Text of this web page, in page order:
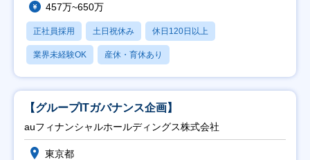
457万~650万
正社員採用 土日祝休み 休日120日以上
業界未経験OK 産休・育休あり
【グループITガバナンス企画】
auフィナンシャルホールディングス株式会社
東京都